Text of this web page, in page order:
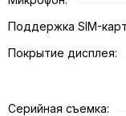
Поддержка SIM-
Покрытие дисплея:
Серийная съемка: